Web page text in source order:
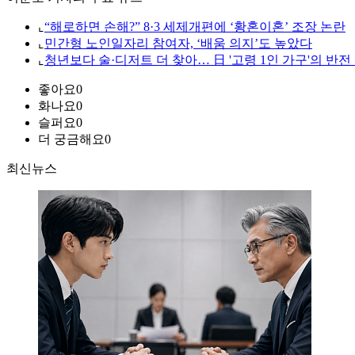
⌞ “해로하면 손해?” 8·3 세제개편에 ‘황혼이혼’ 조장 논란
⌞ 민간형 노인일자리 참여자, ‘배움 의지’도 높았다
⌞ 청년보다 술·디저트 더 찾아… 日 '고령 1인 가구'의 반전
좋아요0
화나요0
슬퍼요0
더 궁금해요0
최신뉴스